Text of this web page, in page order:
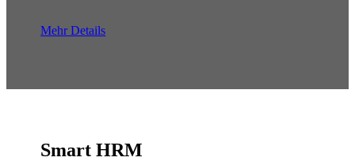
Mehr Details
Smart HRM